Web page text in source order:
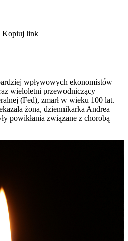
Kopiuj link
wpływowych ekonomistów
wieloletni przewodniczący
(Fed), zmarł w wieku 100 lat.
żona, dziennikarka Andrea
powikłania związane z chorobą